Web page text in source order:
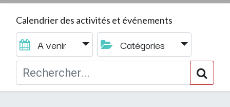
Calendrier des activités et événements
A venir Catégories